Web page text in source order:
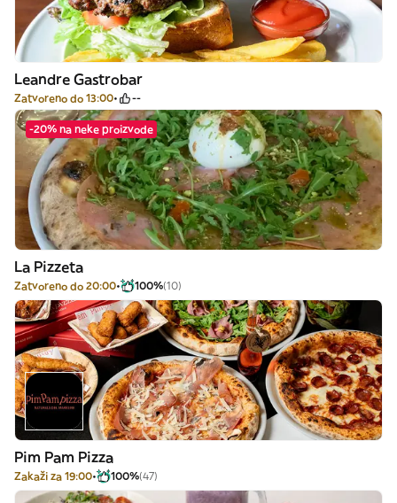
Leandre Gastrobar
Zatvoreno do 13:00 --
-20% na neke proizvode
La Pizzeta
Zatvoreno do 20:00 100%(10)
Pim Pam Pizza
Zakaži za 19:00 100%(47)